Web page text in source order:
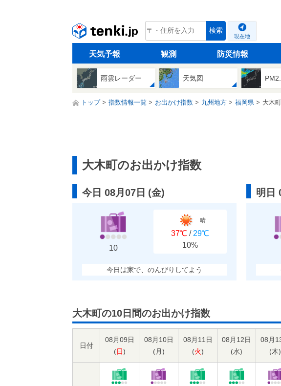
tenki.jp 検索
現在地
天気予報 観測 防災情報
雨雲レーダー 天気図
トップ 指数情報一覧 お出かけ指数 九州地方 福岡県 大木町
大木町のお出かけ指数
今日 08月07日 (金)
10
晴
37℃ / 29℃
10%
今日は家で、のんびりしてよう
明日
大木町の10日間のお出かけ指数
日付
08月09日
(日)
08月10日
(月)
08月11日
(火)
08月12日
(水)
08月
(木)